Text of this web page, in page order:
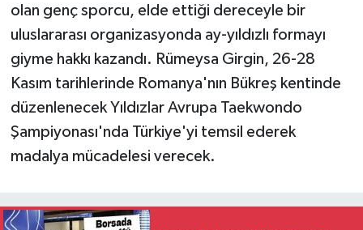
olan genç sporcu, elde ettiği dereceyle bir
uluslararası organizasyonda ay-yıldızlı formayı
giyme hakkı kazandı. Rümeysa Girgin, 26-28
Kasım tarihlerinde Romanya'nın Bükreş kentinde
düzenlenecek Yıldızlar Avrupa Taekwondo
Şampiyonası'nda Türkiye'yi temsil ederek
madalya mücadelesi verecek.